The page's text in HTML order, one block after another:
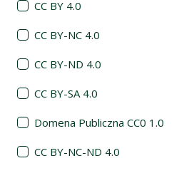
CC BY 4.0
CC BY-NC 4.0
CC BY-ND 4.0
CC BY-SA 4.0
Domena Publiczna CC0 1.0
CC BY-NC-ND 4.0